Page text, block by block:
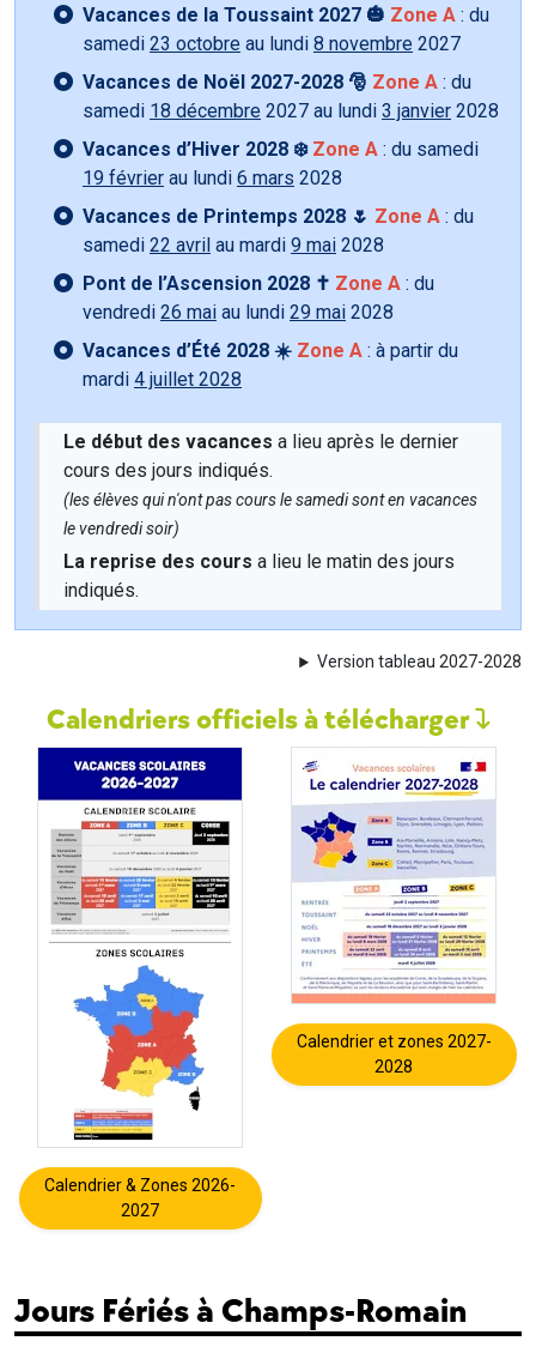
Vacances de la Toussaint 2027 🎃 Zone A : du
samedi 23 octobre au lundi 8 novembre 2027
Vacances de Noël 2027-2028 🎅 Zone A : du
samedi 18 décembre 2027 au lundi 3 janvier 2028
Vacances d’Hiver 2028 ❄️ Zone A : du samedi
19 février au lundi 6 mars 2028
Vacances de Printemps 2028 🌷 Zone A : du
samedi 22 avril au mardi 9 mai 2028
Pont de l’Ascension 2028 ✝️ Zone A : du
vendredi 26 mai au lundi 29 mai 2028
Vacances d’Été 2028 ☀️ Zone A : à partir du
mardi 4 juillet 2028
Le début des vacances a lieu après le dernier
cours des jours indiqués.
(les élèves qui n'ont pas cours le samedi sont en vacances
le vendredi soir)
La reprise des cours a lieu le matin des jours
indiqués.
Version tableau 2027-2028
Calendriers officiels à télécharger
Calendrier & Zones 2026-
2027
Calendrier et zones 2027-
2028
Jours Fériés à Champs-Romain